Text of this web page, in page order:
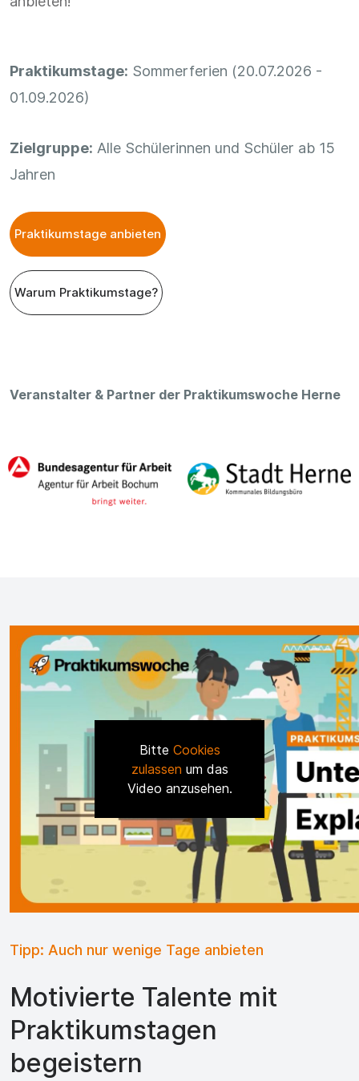
Praktikumstage: Sommerferien (20.07.2026 -
01.09.2026)
Zielgruppe: Alle Schülerinnen und Schüler ab 15
Jahren
Praktikumstage anbieten
Warum Praktikumstage?
Veranstalter & Partner der Praktikumswoche Herne
Bitte Cookies
zulassen um das
Video anzusehen.
Tipp: Auch nur wenige Tage anbieten
Motivierte Talente mit
Praktikumstagen
begeistern